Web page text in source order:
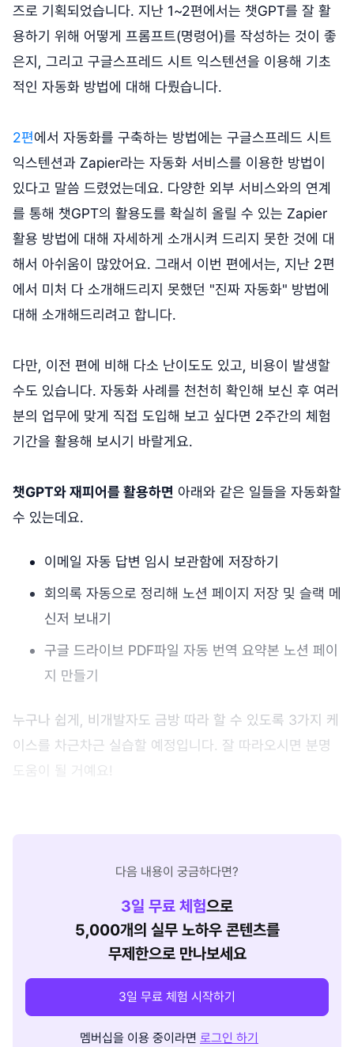
즈로 기획되었습니다. 지난 1~2편에서는 챗GPT를 잘 활
용하기 위해 어떻게 프롬프트(명령어)를 작성하는 것이 좋
은지, 그리고 구글스프레드 시트 익스텐션을 이용해 기초
적인 자동화 방법에 대해 다뤘습니다.
2편에서 자동화를 구축하는 방법에는 구글스프레드 시트
익스텐션과 Zapier라는 자동화 서비스를 이용한 방법이
있다고 말씀 드렸었는데요. 다양한 외부 서비스와의 연계
를 통해 챗GPT의 활용도를 확실히 올릴 수 있는 Zapier
활용 방법에 대해 자세하게 소개시켜 드리지 못한 것에 대
해서 아쉬움이 많았어요. 그래서 이번 편에서는, 지난 2편
에서 미처 다 소개해드리지 못했던 "진짜 자동화" 방법에
대해 소개해드리려고 합니다.
다만, 이전 편에 비해 다소 난이도도 있고, 비용이 발생할
수도 있습니다. 자동화 사례를 천천히 확인해 보신 후 여러
분의 업무에 맞게 직접 도입해 보고 싶다면 2주간의 체험
기간을 활용해 보시기 바랄게요.
챗GPT와 재피어를 활용하면 아래와 같은 일들을 자동화할
수 있는데요.
이메일 자동 답변 임시 보관함에 저장하기
회의록 자동으로 정리해 노션 페이지 저장 및 슬랙 메
신저 보내기
구글 드라이브 PDF파일 자동 번역 요약본 노션 페이
지 만들기
누구나 쉽게, 비개발자도 금방 따라 할 수 있도록 3가지 케
이스를 차근차근 실습할 예정입니다. 잘 따라오시면 분명
도움이 될 거예요!
다음 내용이 궁금하다면?
3일 무료 체험으로
5,000개의 실무 노하우 콘텐츠를
무제한으로 만나보세요
3일 무료 체험 시작하기
멤버십을 이용 중이라면 로그인 하기